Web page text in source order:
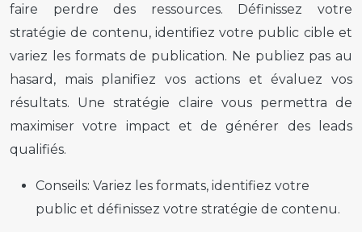
faire perdre des ressources. Définissez votre
stratégie de contenu, identifiez votre public cible et
variez les formats de publication. Ne publiez pas au
hasard, mais planifiez vos actions et évaluez vos
résultats. Une stratégie claire vous permettra de
maximiser votre impact et de générer des leads
qualifiés.
Conseils: Variez les formats, identifiez votre
public et définissez votre stratégie de contenu.